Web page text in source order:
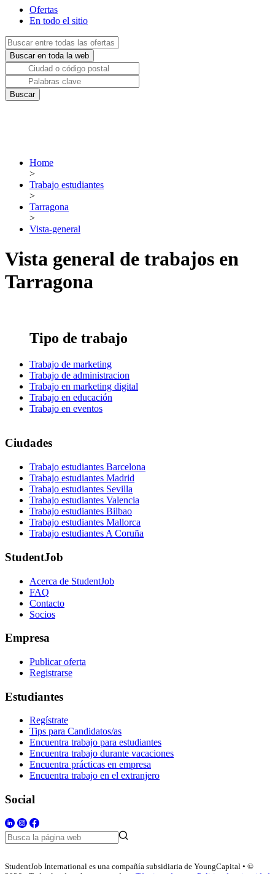
Ofertas
En todo el sitio
Home
>
Trabajo estudiantes
>
Tarragona
>
Vista-general
Vista general de trabajos en
Tarragona
Tipo de trabajo
Trabajo de marketing
Trabajo de administracion
Trabajo en marketing digital
Trabajo en educación
Trabajo en eventos
Ciudades
Trabajo estudiantes Barcelona
Trabajo estudiantes Madrid
Trabajo estudiantes Sevilla
Trabajo estudiantes Valencia
Trabajo estudiantes Bilbao
Trabajo estudiantes Mallorca
Trabajo estudiantes A Coruña
StudentJob
Acerca de StudentJob
FAQ
Contacto
Socios
Empresa
Publicar oferta
Registrarse
Estudiantes
Regístrate
Tips para Candidatos/as
Encuentra trabajo para estudiantes
Encuentra trabajo durante vacaciones
Encuentra prácticas en empresa
Encuentra trabajo en el extranjero
Social
StudentJob International es una compañía subsidiaria de YoungCapital • ©